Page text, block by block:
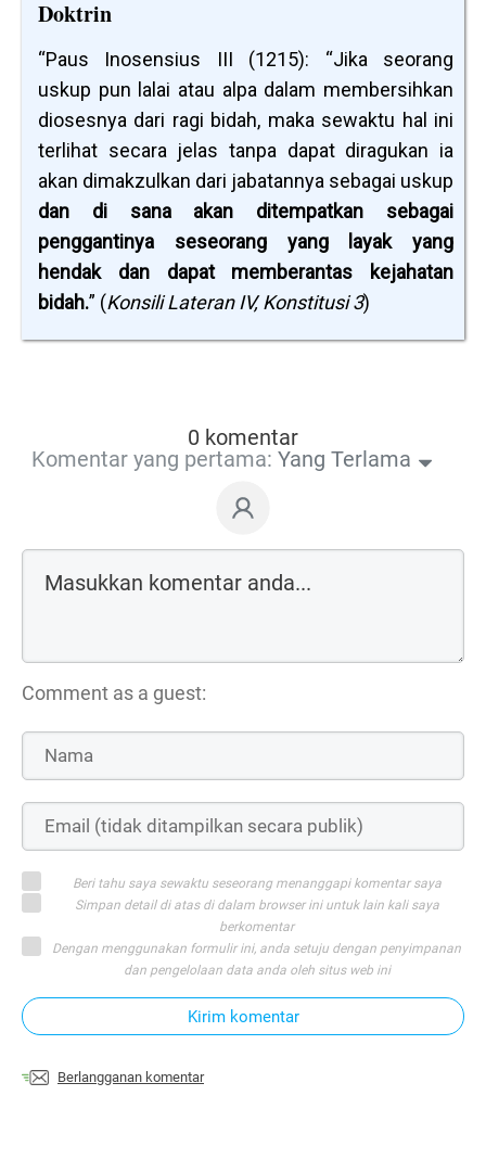
Doktrin
“Paus Inosensius III (1215): “Jika seorang
uskup pun lalai atau alpa dalam membersihkan
diosesnya dari ragi bidah, maka sewaktu hal ini
terlihat secara jelas tanpa dapat diragukan ia
akan dimakzulkan dari jabatannya sebagai uskup
dan di sana akan ditempatkan sebagai
penggantinya seseorang yang layak yang
hendak dan dapat memberantas kejahatan
bidah.” (Konsili Lateran IV, Konstitusi 3)
0 komentar
Komentar yang pertama: Yang Terlama
Comment as a guest:
Beri tahu saya sewaktu seseorang menanggapi komentar saya
Simpan detail di atas di dalam browser ini untuk lain kali saya
berkomentar
Dengan menggunakan formulir ini, anda setuju dengan penyimpanan
dan pengelolaan data anda oleh situs web ini
Kirim komentar
Berlangganan komentar